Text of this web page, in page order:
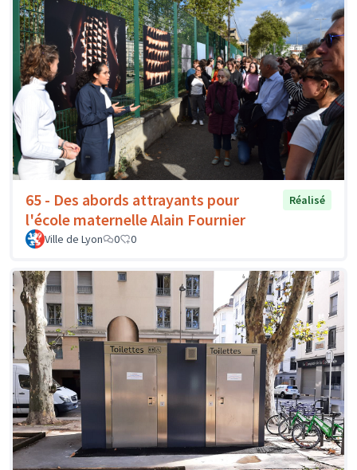
65 - Des abords attrayants pour
l'école maternelle Alain Fournier
Réalisé
Ville de Lyon 0 0